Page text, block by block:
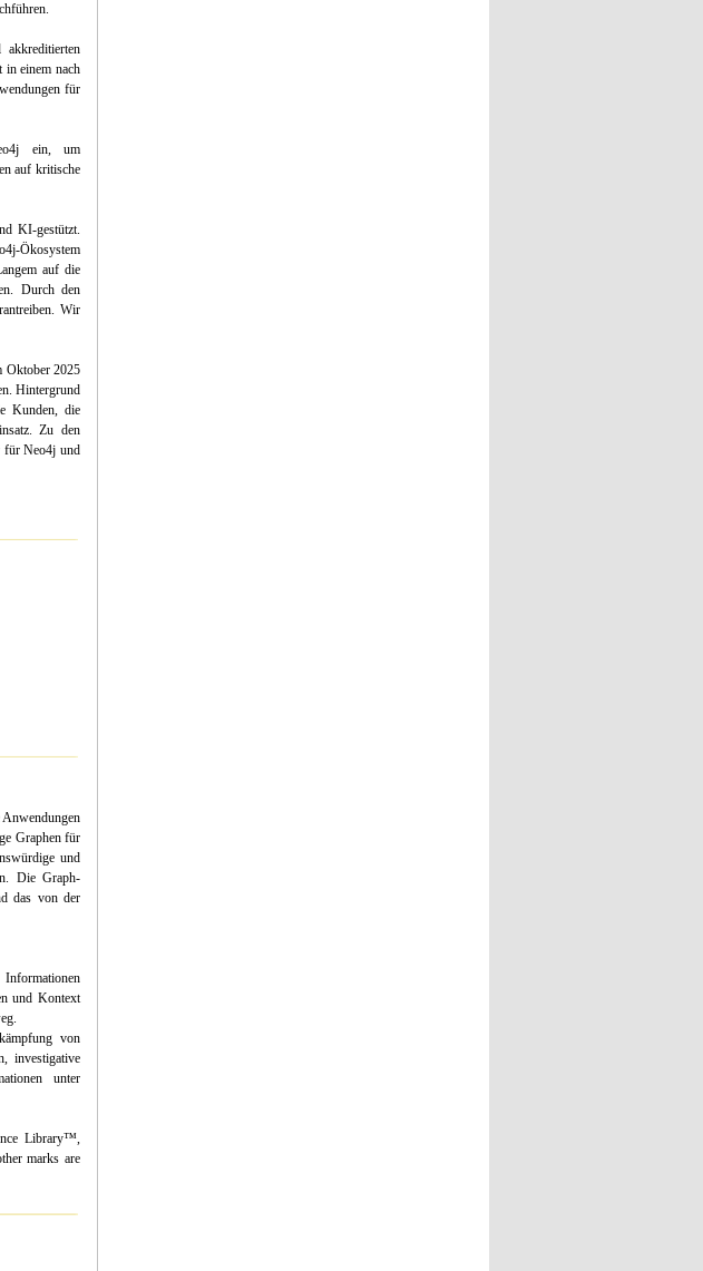
einem nach
für
ein, um
auf kritische
KI-gestützt.
Ökosystem
auf die
Durch den
Wir
Oktober 2025
Hintergrund
Kunden, die
Zu den
für Neo4j und
Graphen für
und
Die Graph-
das von der
und Kontext
von
investigative
unter
Library™,
marks are